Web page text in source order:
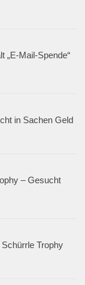
„E-Mail-Spende“
in Sachen Geld
– Gesucht
Trophy